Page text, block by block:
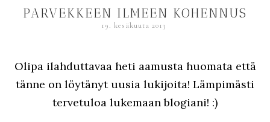
PARVEKKEEN ILMEEN KOHENNUS
19. kesäkuuta 2013
Olipa ilahduttavaa heti aamusta huomata että
tänne on löytänyt uusia lukijoita! Lämpimästi
tervetuloa lukemaan blogiani! :)